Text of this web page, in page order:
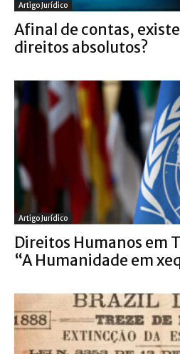
Artigo Jurídico
Afinal de contas,
direitos absolutos?
Artigo Jurídico
Direitos Humanos em
“A Humanidade em